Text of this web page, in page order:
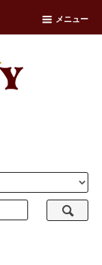
メニュー